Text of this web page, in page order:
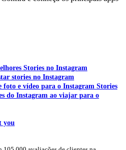
Stories no Instagram
stories no Instagram
foto e vídeo para o Instagram Stories
do Instagram ao viajar para o
you